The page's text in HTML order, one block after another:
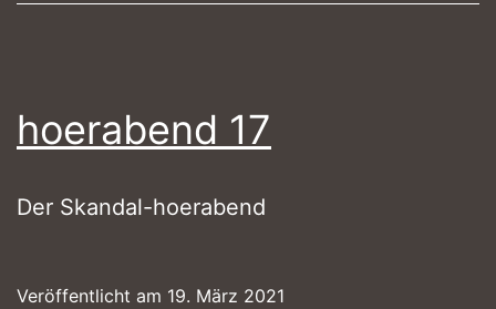
hoerabend 17
Der Skandal-hoerabend
Veröffentlicht am 19. März 2021